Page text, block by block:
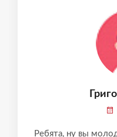
Ребята, ну вы